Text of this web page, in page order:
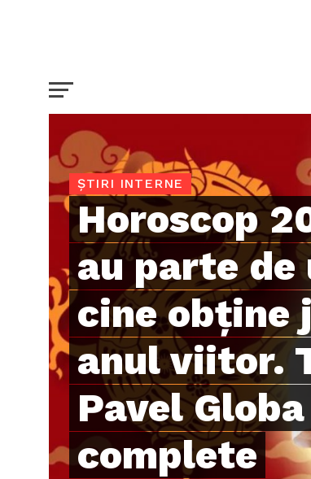
ȘTIRI INTERNE
Horoscop
au parte de
cine obţine
anul viitor.
Pavel
complete